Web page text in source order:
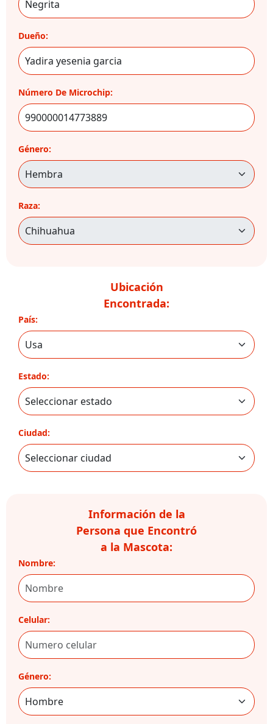
Dueño:
Número De Microchip:
Género:
Raza:
Ubicación
Encontrada:
País:
Estado:
Ciudad:
Información de la
Persona que Encontró
a la Mascota:
Nombre:
Celular:
Género: